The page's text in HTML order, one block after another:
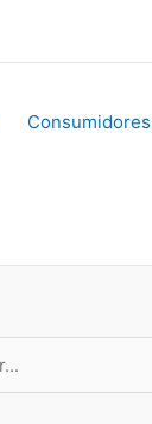
Consumidores